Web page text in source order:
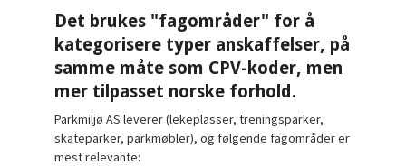
Det brukes "fagområder" for å
kategorisere typer anskaffelser, på
samme måte som CPV-koder, men
mer tilpasset norske forhold.
Parkmiljø AS leverer (lekeplasser, treningsparker,
skateparker, parkmøbler), og følgende fagområder er
mest relevante: